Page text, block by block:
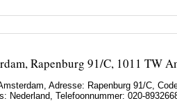
Rapenburg 91/C, 1011 TW
, Adresse: Rapenburg 91/C,
Nederland, Telefoonnummer: 020-